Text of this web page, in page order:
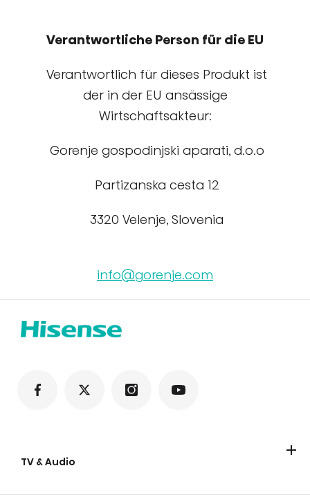
Verantwortliche Person für die EU
Verantwortlich für dieses Produkt ist
der in der EU ansässige
Wirtschaftsakteur:
Gorenje gospodinjski aparati, d.o.o
Partizanska cesta 12
3320 Velenje, Slovenia
info@gorenje.com
TV & Audio